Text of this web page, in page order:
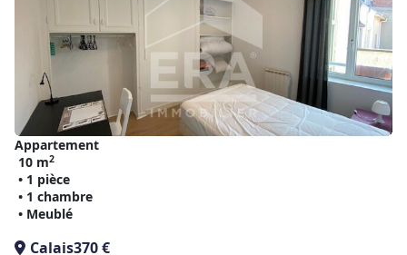
Appartement
10 m2
• 1 pièce
• 1 chambre
• Meublé
Calais370 €